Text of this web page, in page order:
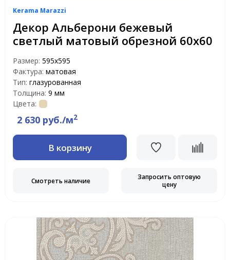
Kerama Marazzi
Декор Альберони бежевый
светлый матовый обрезной 60х60
Размер: 595х595
Фактура: матовая
Тип: глазурованная
Толщина: 9 мм
Цвета:
2 630 руб./м2
В корзину
Смотреть наличие
Запросить оптовую
цену